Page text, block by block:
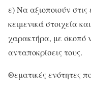
ε) Να αξιοποιούν στις
κειμενικά στοιχεία
χαρακτήρα, με σκοπό
ανταποκρίσεις τους.
Θεματικές ενότητες